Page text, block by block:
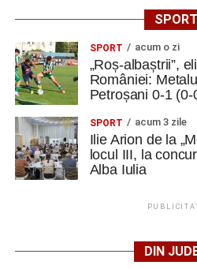
SPORT
SPORT acum o zi
„Roș-albaștrii”,
României:
Petroșani 0-1 (0-
SPORT acum 3 zile
Ilie Arion de la
locul III, la
Alba Iulia
DIN